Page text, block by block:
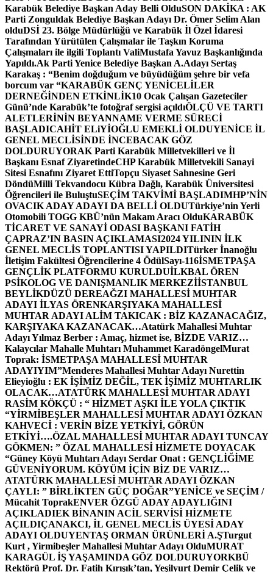
Karabük Belediye Başkan Aday Belli OlduSON DAKİKA : AK
Parti Zonguldak Belediye Başkan Adayı Dr. Ömer Selim Alan
olduDSİ 23. Bölge Müdürlüğü ve Karabük İl Özel İdaresi
Tarafından Yürütülen Çalışmalar ile Taşkın Koruma
Çalışmaları ile ilgili Toplantı ValiMustafa Yavuz Başkanlığında
Yapıldı.Ak Parti Yenice Belediye Başkan A.Adayı Sertaş
Karakaş : “Benim doğduğum ve büyüdüğüm şehre bir vefa
borcum var “KARABÜK GENÇ YENİCELİLER
DERNEĞİNDEN ETKİNLİK10 Ocak Çalışan Gazeteciler
Günü’nde Karabük’te fotoğraf sergisi açıldıÖLÇÜ VE TARTI
ALETLERİNİN BEYANNAME VERME SÜRECİ
BAŞLADICAHİT ELiYİOĞLU EMEKLİ OLDUYENİCE İL
GENEL MECLİSİNDE İNCEBACAK GÖZ
DOLDURUYORAK Parti Karabük Milletvekilleri ve İl
Başkanı Esnaf ZiyaretindeCHP Karabük Milletvekili Sanayi
Sitesi Esnafını Ziyaret EttiTopçu Siyaset Sahnesine Geri
DöndüMilli Tekvandocu Kübra Dağlı, Karabük Üniversitesi
Öğrencileri ile BuluştuSEÇİM TAKVİMİ BAŞLADIMHP’NİN
OVACIK ADAY ADAYI DA BELLİ OLDUTürkiye’nin Yerli
Otomobili TOGG KBÜ’nün Makam Aracı OlduKARABÜK
TİCARET VE SANAYİ ODASI BAŞKANI FATİH
ÇAPRAZ’IN BASIN AÇIKLAMASI2024 YILININ İLK
GENEL MECLİS TOPLANTISI YAPILDITürker İnanoğlu
İletişim Fakültesi Öğrencilerine 4 ÖdülSayı-116İSMETPAŞA
GENÇLİK PLATFORMU KURULDUİLKBAL ÖREN
PSİKOLOG VE DANIŞMANLIK MERKEZİİSTANBUL
BEYLİKDÜZÜ DEREAĞZI MAHALLESİ MUHTAR
ADAYI İLYAS ÖRENKARŞIYAKA MAHALLESİ
MUHTAR ADAYI ALİM TAKICAK : BİZ KAZANACAĞIZ,
KARŞIYAKA KAZANACAK…Atatürk Mahallesi Muhtar
Adayı Yılmaz Berber : Amaç, hizmet ise, BİZDE VARIZ…
Kalaycılar Mahalle Muhtarı Muhammet KaradöngelMurat
Toprak: İSMETPAŞA MAHALLESİ MUHTAR
ADAYIYIM”Menderes Mahallesi Muhtar Adayı Nurettin
Elieyioğlu : EK İŞİMİZ DEĞİL, TEK İŞİMİZ MUHTARLIK
OLACAK…ATATÜRK MAHALLESİ MUHTAR ADAYI
RASİM KÖKÇÜ : “ HİZMET AŞKI İLE YOLA ÇIKTIK
“YİRMİBEŞLER MAHALLESİ MUHTAR ADAYI ÖZKAN
KAHVECİ : VERİN BİZE YETKİYİ, GÖRÜN
ETKİYİ….ÖZAL MAHALLESİ MUHTAR ADAYI TUNCAY
GÖKMEN: ” ÖZAL MAHALLESİ HİZMETE DOYACAK
“Güney Köyü Muhtarı Adayı Serdar Onat : GENÇLİĞİME
GÜVENİYORUM. KÖYÜM İÇİN BİZ DE VARIZ…
ATATÜRK MAHALLESİ MUHTAR ADAYI ÖZKAN
ÇAYLI: ” BİRLİKTEN GÜÇ DOĞAR”YENİCE ve SEÇİM /
Mücahit ToprakENVER ÖZGÜ ADAY ADAYLIĞINI
AÇIKLADIEK BİNANIN ACİL SERVİSİ HİZMETE
AÇILDIÇANAKCI, İL GENEL MECLİS ÜYESİ ADAY
ADAYI OLDUYENTAŞ ORMAN ÜRÜNLERİ A.ŞTurgut
Kurt , Yirmibeşler Mahallesi Muhtar Adayı OlduMURAT
KARAGÜL İŞ YAŞAMINDA GÖZ DOLDURUYORKBÜ
Rektörü Prof. Dr. Fatih Kırışık’tan, Yeşilyurt Demir Çelik ve